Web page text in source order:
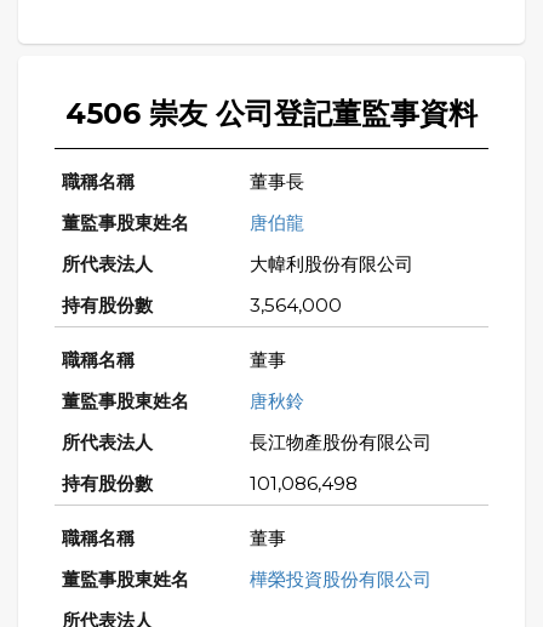
4506 崇友 公司登記董監事資料
董事長
唐伯龍
大幃利股份有限公司
3,564,000
董事
唐秋鈴
長江物產股份有限公司
101,086,498
董事
樺榮投資股份有限公司